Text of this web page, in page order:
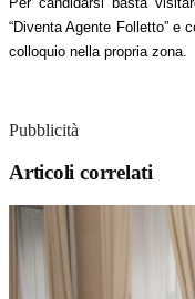
“Diventa Agente Folletto” e
colloquio nella propria zona.
Pubblicità
Articoli correlati